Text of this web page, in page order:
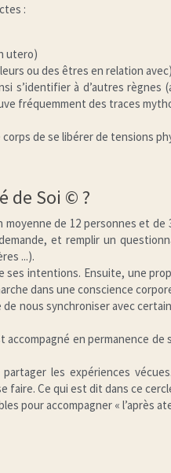
:
utero)
ou des êtres en relation avec)
s’identifier à d’autres
fréquemment des traces
de se libérer de tensions
de Soi © ?
de 12 personnes et
et remplir un
...).
intentions. Ensuite, une
dans une conscience
nous synchroniser avec
en permanence
les expériences
Ce qui est dit dans ce
pour accompagner « l’après